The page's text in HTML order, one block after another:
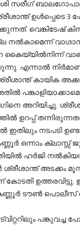
സരീഗ്
ഉൾപ്പെടെ 3
വെങ്കിടേഷ്
നൽകാമെന്ന്
കൈയ്യിൽനിന്ന്
എന്നാൽ
കായിക
അറിയിച്ചു.
ഉറപ്പ്
നടപടി
ഒന്നാം
ഹർജി
അടക്കം
ഉത്തരവിട്ടു.
കണ്ണൂർ ടൗൺ
പങ്കുവച്ച